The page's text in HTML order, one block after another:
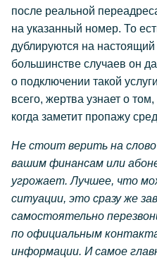
после реальной
на указанный номер. То
дублируются на
большинстве случаев он
о подключении такой
всего, жертва узнает о
когда заметит пропажу
Не стоит верить на
вашим финансам или
угрожает. Лучшее, что
ситуации, это сразу же
самостоятельно
по официальным
информации. И самое